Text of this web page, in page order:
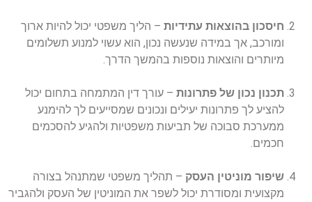
חיסכון בהוצאות עתידיות – הליך משפטי יכול להיות ארוך
ומורכב, אך במידה שנעשה נכון, הוא עשוי למנוע תשלומים
מיותרים והוצאות נוספות בהמשך הדרך.
תכנון נכון של פתרונות – עורך דין המתמחה בתחום יכול
להציע לך פתרונות יעילים ונכונים שמסייעים לך להימנע
ממערכת סבוכה של תביעות משפטיות ולהגיע להסכמים
חכמים.
שיפור מוניטין העסק – תהליך משפטי שמתנהל בצורה
מקצועית ומסודרת יכול לשפר את המוניטין של העסק ולהגביר